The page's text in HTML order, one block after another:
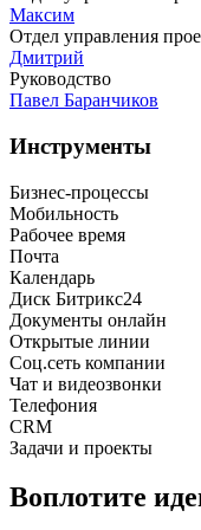
Максим
Отдел управления
Дмитрий
Руководство
Павел Баранчиков
Инструменты
Бизнес-процессы
Мобильность
Рабочее время
Почта
Календарь
Диск Битрикс24
Документы онлайн
Открытые линии
Соц.сеть компании
Чат и видеозвонки
Телефония
CRM
Задачи и проекты
Воплотите